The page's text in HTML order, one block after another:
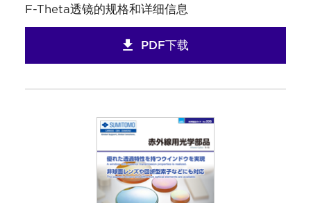
F-Theta透镜的规格和详细信息
PDF下载